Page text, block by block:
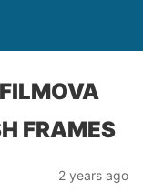
FRAMES
2 years ago